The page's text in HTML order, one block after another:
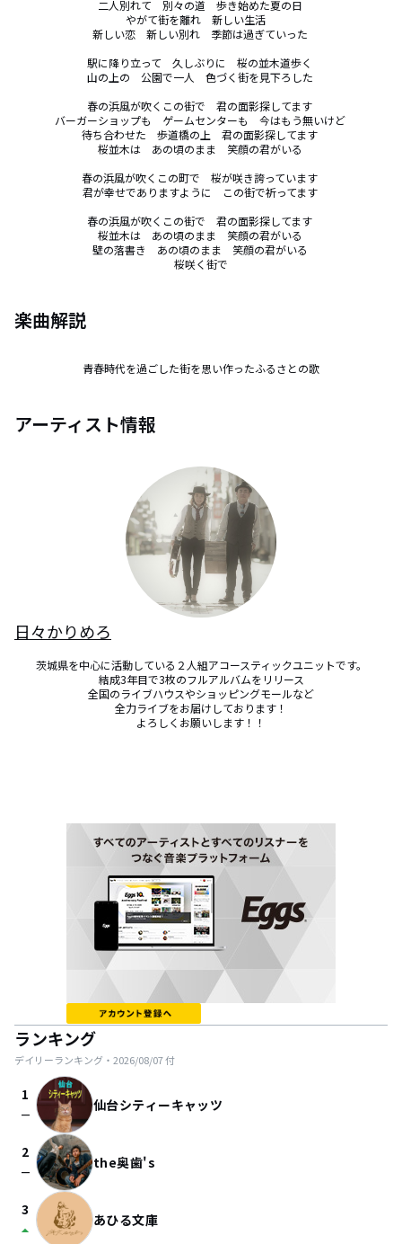
二人別れて　別々の道　歩き始めた夏の日
やがて街を離れ　新しい生活
新しい恋　新しい別れ　季節は過ぎていった
駅に降り立って　久しぶりに　桜の並木道歩く
山の上の　公園で一人　色づく街を見下ろした
春の浜風が吹くこの街で　君の面影探してます
バーガーショップも　ゲームセンターも　今はもう無いけど
待ち合わせた　歩道橋の上　君の面影探してます
桜並木は　あの頃のまま　笑顔の君がいる
春の浜風が吹くこの町で　桜が咲き誇っています
君が幸せでありますように　この街で祈ってます
春の浜風が吹くこの街で　君の面影探してます
桜並木は　あの頃のまま　笑顔の君がいる
壁の落書き　あの頃のまま　笑顔の君がいる
桜咲く街で
楽曲解説
青春時代を過ごした街を思い作ったふるさとの歌
アーティスト情報
日々かりめろ
茨城県を中心に活動している２人組アコースティックユニットです。
結成3年目で3枚のフルアルバムをリリース
全国のライブハウスやショッピングモールなど
全力ライブをお届けしております！
よろしくお願いします！！
ランキング
デイリーランキング・ 2026/08/07付
1
check_indeterminate_small 仙台シティーキャッツ
2
check_indeterminate_small the奥歯's
3
arrow_drop_up あひる文庫